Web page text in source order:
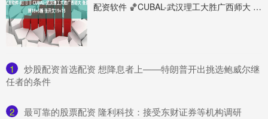
配资软件 🏀CUBAL-武汉理工大胜广西师大 张智博18+5断 张开文19+15
1
​炒股配资首选配资 想降息者上——特朗普开出挑选鲍威尔继
任者的条件
2 ​最可靠的股票配资 隆利科技：接受东财证券等机构调研